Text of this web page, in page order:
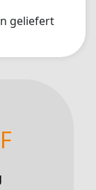
geliefert